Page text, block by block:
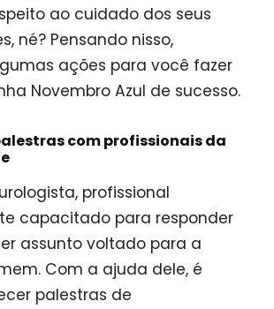
ao cuidado dos seus
né? Pensando nisso,
ações para você fazer
Novembro Azul de sucesso.
com profissionais da
profissional
capacitado para responder
assunto voltado para a
Com a ajuda dele, é
palestras de